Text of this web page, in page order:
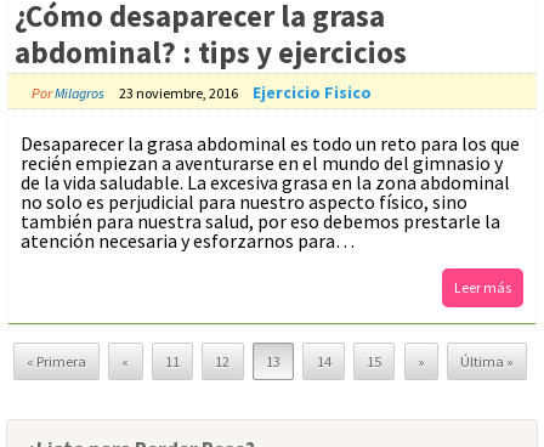
¿Cómo desaparecer la grasa
abdominal? : tips y ejercicios
PorMilagros 23 noviembre, 2016 Ejercicio Fisico
Desaparecer la grasa abdominal es todo un reto para los que
recién empiezan a aventurarse en el mundo del gimnasio y
de la vida saludable. La excesiva grasa en la zona abdominal
no solo es perjudicial para nuestro aspecto físico, sino
también para nuestra salud, por eso debemos prestarle la
atención necesaria y esforzarnos para…
Leer más
« Primera « 11 12 13 14 15 » Última »